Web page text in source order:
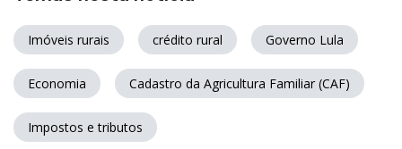
Imóveis rurais crédito rural Governo Lula
Economia Cadastro da Agricultura Familiar (CAF)
Impostos e tributos